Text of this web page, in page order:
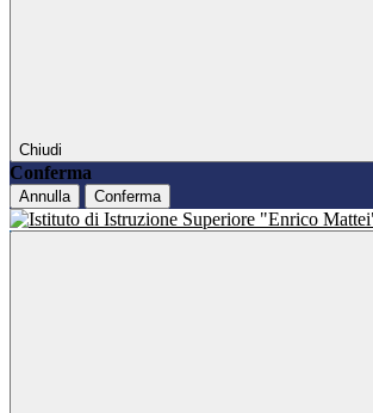
Chiudi
Conferma
Annulla Conferma